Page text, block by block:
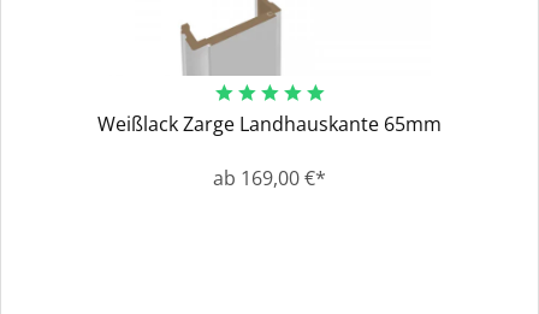
Weißlack Zarge Landhauskante 65mm
ab 169,00 €*